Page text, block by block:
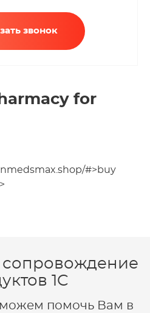
звонок
for
#>buy
сопровождение
1C
помочь Вам в